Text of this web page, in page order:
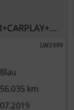
ST-Line+XENON+ALLWETTER+CARPLAY+SHZ+KLIMAAUTO+PDC+
LW3999
Blau
56.035 km
07.2019